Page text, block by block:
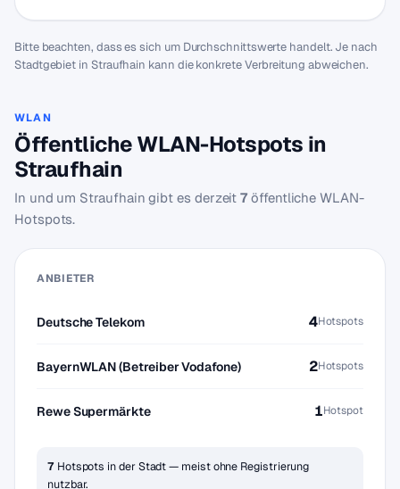
Bitte beachten, dass es sich um Durchschnittswerte handelt. Je nach
Stadtgebiet in Straufhain kann die konkrete Verbreitung abweichen.
WLAN
Öffentliche WLAN-Hotspots in
Straufhain
In und um Straufhain gibt es derzeit7 öffentliche WLAN-
Hotspots.
ANBIETER
Deutsche Telekom 4Hotspots
BayernWLAN (Betreiber Vodafone) 2Hotspots
Rewe Supermärkte 1Hotspot
7 Hotspots in der Stadt — meist ohne Registrierung
nutzbar.